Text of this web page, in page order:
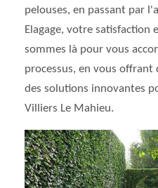
pelouses, en passant par
Elagage, votre
sommes là pour vous
processus, en vous offrant
des solutions innovantes
Villiers Le Mahieu.